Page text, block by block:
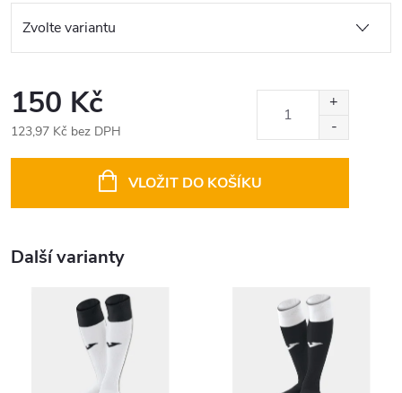
150 Kč
123,97 Kč bez DPH
VLOŽIT DO KOŠÍKU
Další varianty